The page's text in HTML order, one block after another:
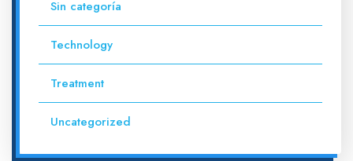
Sin categoría
Technology
Treatment
Uncategorized